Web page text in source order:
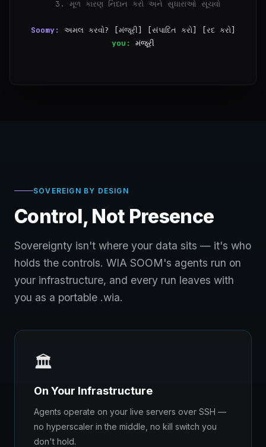
  3. મૂળ કારણ નિદાન કરો અને સુધારાઓ સૂચવો
Soomy:
અમલ કરવો? [મંજૂરી] [સંપાદિત કરો] [રદ કરો]
you:
મંજૂરી
SOVEREIGN BY DESIGN
Control, Not Presence
Sovereignty isn't where your data sits — it's who
holds the controls. WIA SOOM's agents run on
your infrastructure, and every run leaves with
you as a portable .wia.
🏛️
On Your Infrastructure
Agents operate on your live servers over SSH —
no hyperscaler in the middle, no kill switch you
don't hold.